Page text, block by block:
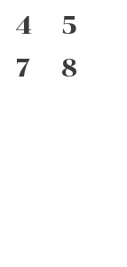
4
5
7
8